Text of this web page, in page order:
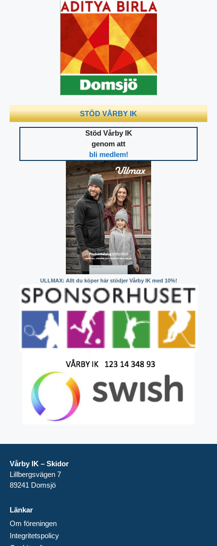
STÖD VÅRBY IK
Stöd Vårby IK
genom att
bli medlem!
ULLMAX: Allt du köper här stödjer Vårby IK med 10%!
Vårby IK – Skidor
Lillbergsvägen 7
89241 Domsjö
Länkar
Om föreningen
Integritetspolicy